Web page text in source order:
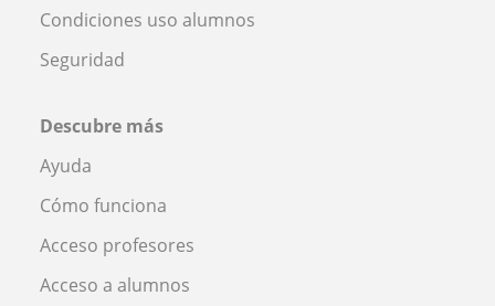
Condiciones uso alumnos
Seguridad
Descubre más
Ayuda
Cómo funciona
Acceso profesores
Acceso a alumnos